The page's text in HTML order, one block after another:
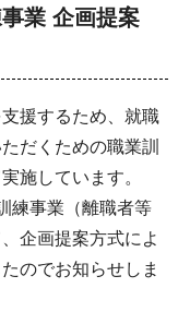
業 企画提案
援するため、就職
だくための職業訓
施しています。
練事業（離職者等
企画提案方式によ
のでお知らせしま